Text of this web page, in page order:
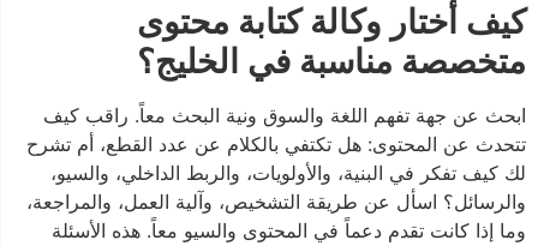
كيف أختار وكالة كتابة محتوى
متخصصة مناسبة في الخليج؟
ابحث عن جهة تفهم اللغة والسوق ونية البحث معاً. راقب كيف
تتحدث عن المحتوى: هل تكتفي بالكلام عن عدد القطع، أم تشرح
لك كيف تفكر في البنية، والأولويات، والربط الداخلي، والسيو،
والرسائل؟ اسأل عن طريقة التشخيص، وآلية العمل، والمراجعة،
وما إذا كانت تقدم دعماً في المحتوى والسيو معاً. هذه الأسئلة